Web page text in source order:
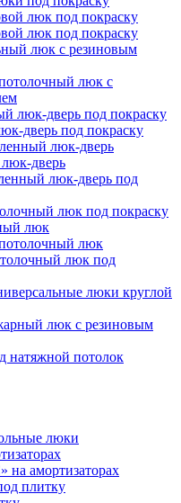
люк под покраску
люк под покраску
люк с резиновым
люк с
дверь под покраску
дверь под покраску
люк-дверь
дверь
люк-дверь под
люк под покраску
люк
люк
люк под
люки круглой
люк с резиновым
потолок
люки
амортизаторах
плитку